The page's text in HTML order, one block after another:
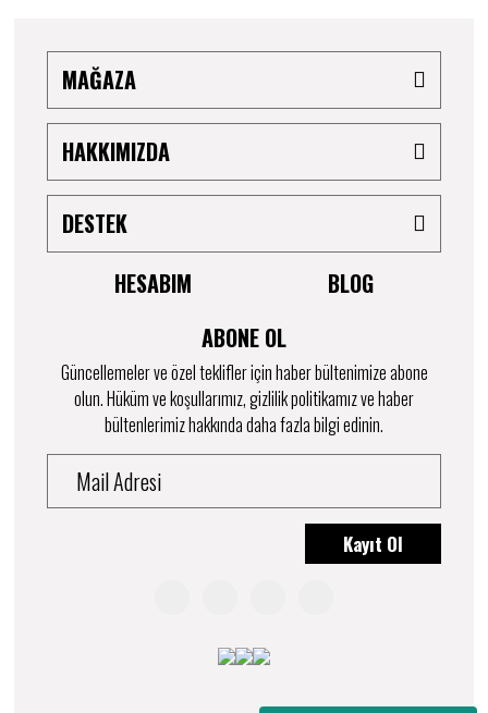
MAĞAZA
HAKKIMIZDA
DESTEK
HESABIM
BLOG
ABONE OL
Güncellemeler ve özel teklifler için haber bültenimize abone
olun. Hüküm ve koşullarımız, gizlilik politikamız ve haber
bültenlerimiz hakkında daha fazla bilgi edinin.
Kayıt Ol